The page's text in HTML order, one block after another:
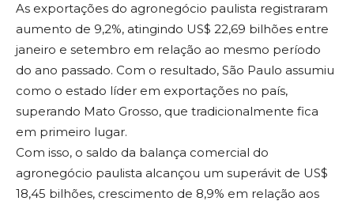
As exportações do agronegócio paulista registraram
aumento de 9,2%, atingindo US$ 22,69 bilhões entre
janeiro e setembro em relação ao mesmo período
do ano passado. Com o resultado, São Paulo assumiu
como o estado líder em exportações no país,
superando Mato Grosso, que tradicionalmente fica
em primeiro lugar.
Com isso, o saldo da balança comercial do
agronegócio paulista alcançou um superávit de US$
18,45 bilhões, crescimento de 8,9% em relação aos